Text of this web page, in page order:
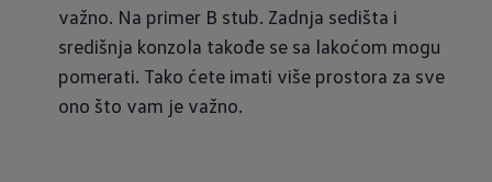
važno. Na primer B stub. Zadnja sedišta i
središnja konzola takođe se sa lakoćom mogu
pomerati. Tako ćete imati više prostora za sve
ono što vam je važno.